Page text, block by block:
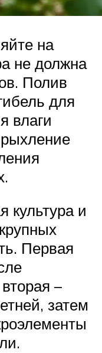
на
не должна
Полив
для
влаги
культура и
Первая
–
затем